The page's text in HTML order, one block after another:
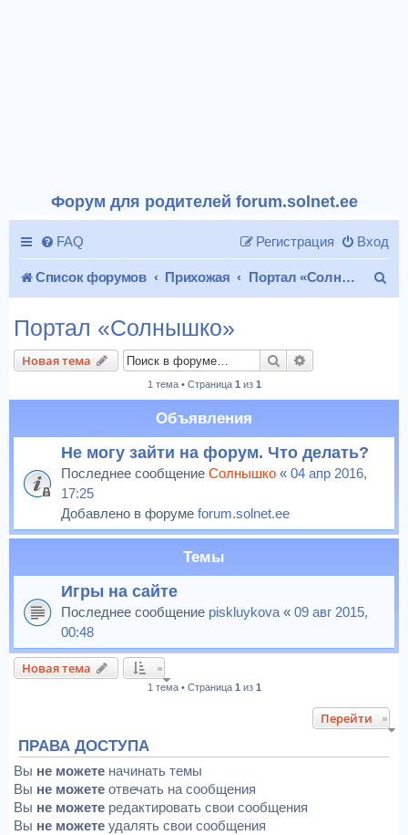
Форум для родителей forum.solnet.ee
FAQ Вход
Регистрация
Список форумов Прихожая Портал «Солнышко»
к
Портал «Солнышко»
Новая тема Поиск
1 тема • Страница 1 из 1
Объявления
Не могу зайти на форум. Что делать?
Последнее сообщение Солнышко « 04 апр 2016,
17:25
Добавлено в форуме forum.solnet.ee
Темы
Игры на сайте
Последнее сообщение piskluykova « 09 авг 2015,
00:48
Новая тема
1 тема • Страница 1 из 1
Перейти
ПРАВА ДОСТУПА
Вы не можете начинать темы
Вы не можете отвечать на сообщения
Вы не можете редактировать свои сообщения
Вы не можете удалять свои сообщения